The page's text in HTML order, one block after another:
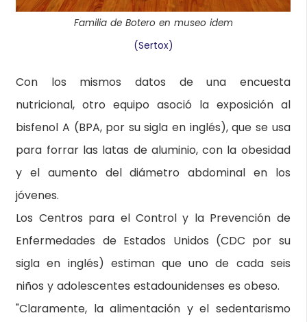
Familia de Botero en museo idem
(Sertox)
Con los mismos datos de una encuesta
nutricional, otro equipo asoció la exposición al
bisfenol A (BPA, por su sigla en inglés), que se usa
para forrar las latas de aluminio, con la obesidad
y el aumento del diámetro abdominal en los
jóvenes.
Los Centros para el Control y la Prevención de
Enfermedades de Estados Unidos (CDC por su
sigla en inglés) estiman que uno de cada seis
niños y adolescentes estadounidenses es obeso.
"Claramente, la alimentación y el sedentarismo